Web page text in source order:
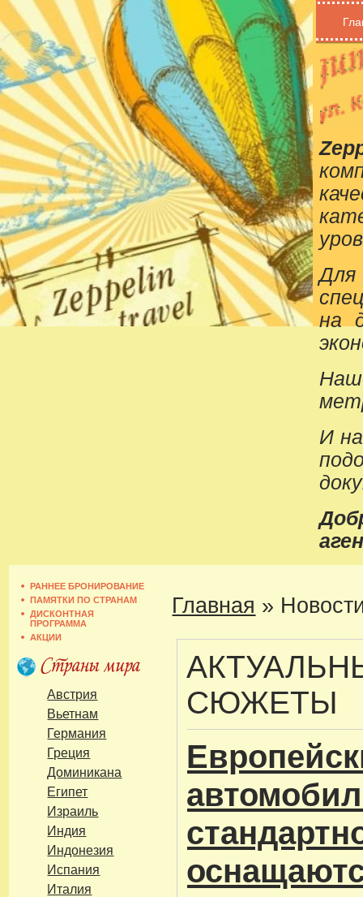
на
И
РАННЕЕ БРОНИРОВАНИЕ
ПАМЯТКИ ПО СТРАНАМ
ДИСКОНТНАЯ
ПРОГРАММА
АКЦИИ
Австрия
Вьетнам
Германия
Греция
Доминикана
Египет
Израиль
Индия
Индонезия
Испания
Италия
Главная »
СЮЖЕТЫ